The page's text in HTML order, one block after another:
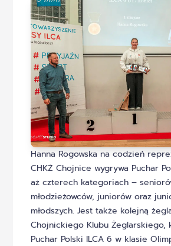
Hanna Rogowska na codzień
CHKŻ Chojnice wygrywa Puchar
aż czterech kategoriach –
młodzieżowców, juniorów oraz
młodszych. Jest także kolejną
Chojnickiego Klubu Żeglarskiego,
Puchar Polski ILCA 6 w klasie